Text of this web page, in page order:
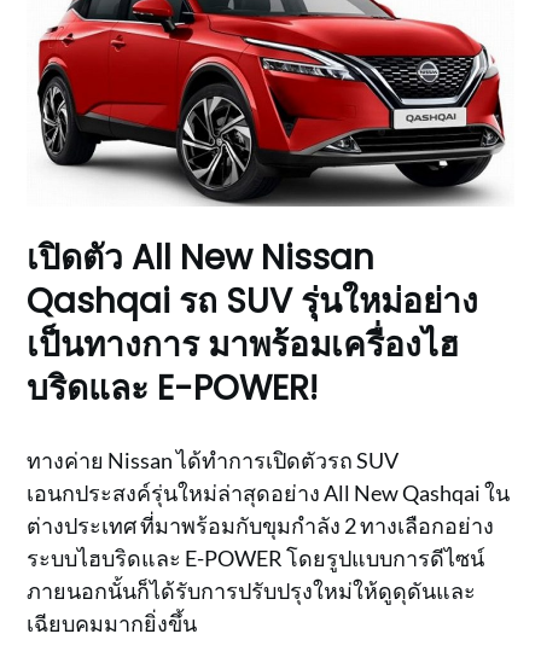
เปิดตัว All New Nissan
Qashqai รถ SUV รุ่นใหม่อย่าง
เป็นทางการ มาพร้อมเครื่องไฮ
บริดและ E-POWER!
ทางค่าย Nissan ได้ทำการเปิดตัวรถ SUV
เอนกประสงค์รุ่นใหม่ล่าสุดอย่าง All New Qashqai ใน
ต่างประเทศ ที่มาพร้อมกับขุมกำลัง 2 ทางเลือกอย่าง
ระบบไฮบริดและ E-POWER โดยรูปแบบการดีไซน์
ภายนอกนั้นก็ได้รับการปรับปรุงใหม่ให้ดูดุดันและ
เฉียบคมมากยิ่งขึ้น